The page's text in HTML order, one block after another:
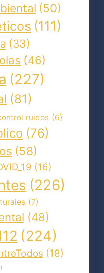
(50)
(111)
(33)
(46)
(227)
(81)
ruidos (6)
(76)
(58)
(16)
(226)
(7)
(48)
(224)
(18)